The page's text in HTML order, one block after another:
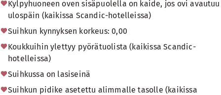
Kylpyhuoneen oven sisäpuolella on kaide, jos ovi avautuu
ulospäin (kaikissa Scandic-hotelleissa)
Suihkun kynnyksen korkeus: 0,00
Koukkuihin ylettyy pyörätuolista (kaikissa Scandic-
hotelleissa)
Suihkussa on lasiseinä
Suihkun pidike asetettu alimmalle tasolle (kaikissa